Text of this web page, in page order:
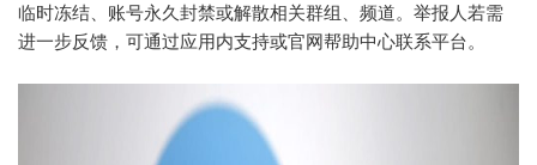
临时冻结、账号永久封禁或解散相关群组、频道。举报人若需
进一步反馈，可通过应用内支持或官网帮助中心联系平台。